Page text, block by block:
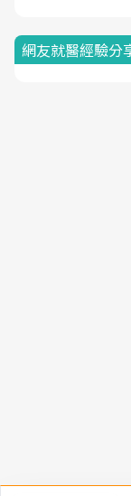
網友就醫經驗分